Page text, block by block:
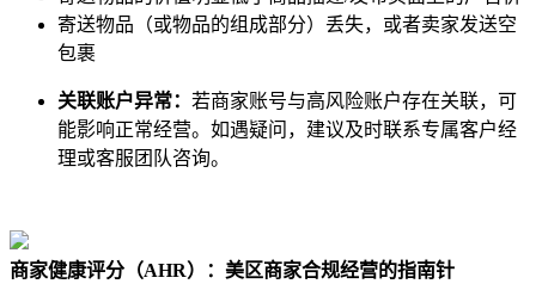
寄送物品（或物品的组成部分）丢失，或者卖家发送空
包裹
关联账户异常： 若商家账号与高风险账户存在关联，可
能影响正常经营。如遇疑问，建议及时联系专属客户经
理或客服团队咨询。
商家健康评分（AHR）：美区商家合规经营的指南针